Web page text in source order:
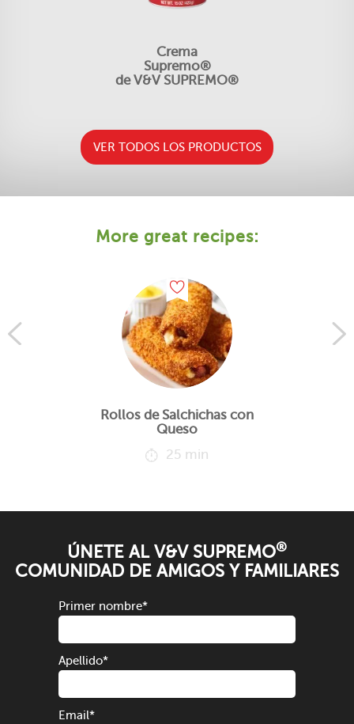
Crema
Supremo®
de V&V SUPREMO®
VER TODOS LOS PRODUCTOS
More great recipes:
Rollos de Salchichas con
Queso
25 min
ÚNETE AL V&V SUPREMO®
COMUNIDAD DE AMIGOS Y FAMILIARES
Primer nombre*
Apellido*
Email*